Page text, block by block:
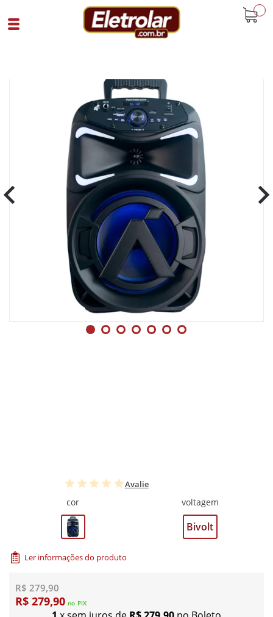
Home Eletrônicos Caixas Acústicas
Caixa De Som Amplificada Bluetooth 8
SKU 108830|31|1
Avalie
cor voltagem
Bivolt
Ler informações do produto
R$ 279,90
R$ 279,90 no PIX